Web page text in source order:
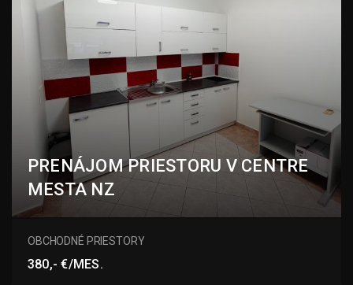
PRENÁJOM PRIESTORU V CENTRE
MESTA NZ
Bratov Baldigarovcov, Nové Zámky
OBCHODNÉ PRIESTORY
380,- €/MES.